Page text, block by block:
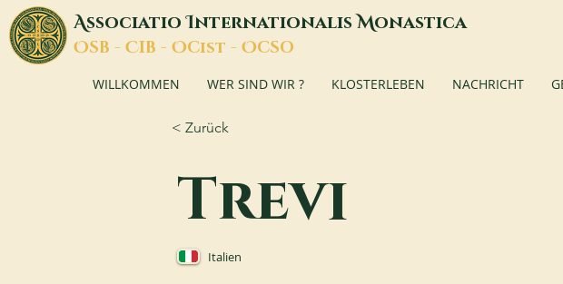
AssociatioInternationalisMonastica
OSB - CIB - OCist - OCSO
WILLKOMMEN WER SIND WIR ? KLOSTERLEBEN NACHRICHT
< Zurück
Trevi
Italien